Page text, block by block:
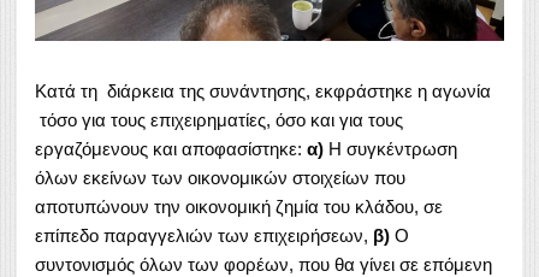
Κατά τη διάρκεια της συνάντησης, εκφράστηκε η αγωνία
τόσο για τους επιχειρηματίες, όσο και για τους
εργαζόμενους και αποφασίστηκε: α) Η συγκέντρωση
όλων εκείνων των οικονομικών στοιχείων που
αποτυπώνουν την οικονομική ζημία του κλάδου, σε
επίπεδο παραγγελιών των επιχειρήσεων, β) Ο
συντονισμός όλων των φορέων, που θα γίνει σε επόμενη